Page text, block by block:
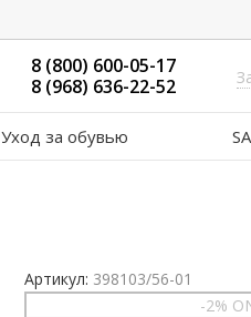
8 (800) 600-05-17
8 (968) 636-22-52
Уход за обувью
Артикул: 398103/56-01
-2%